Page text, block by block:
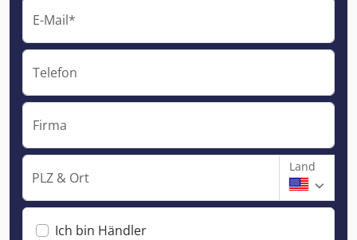
E-Mail*
Telefon
Firma
PLZ & Ort
Land
Ich bin Händler